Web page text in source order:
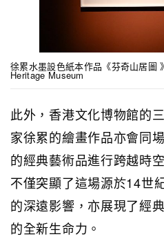
徐累水墨設色紙本作品《芬奇山居圖
Heritage Museum
此外，香港文化博物館的
家徐累的繪畫作品亦會同
的經典藝術品進行跨越時
不僅突顯了這場源於14世
的深遠影響，亦展現了經
的全新生命力。